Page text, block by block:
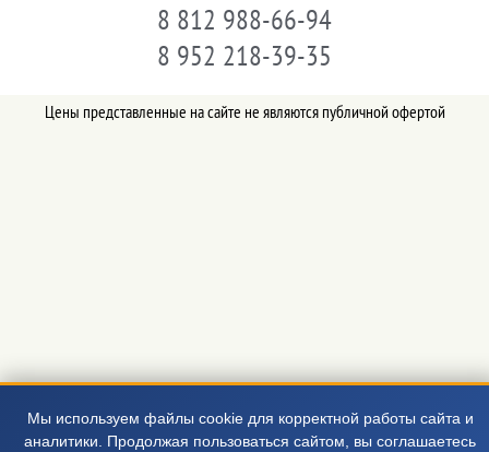
8 812 988-66-94
8 952 218-39-35
Цены представленные на сайте не являются публичной офертой
Мы используем файлы cookie для корректной работы сайта и
аналитики. Продолжая пользоваться сайтом, вы соглашаетесь